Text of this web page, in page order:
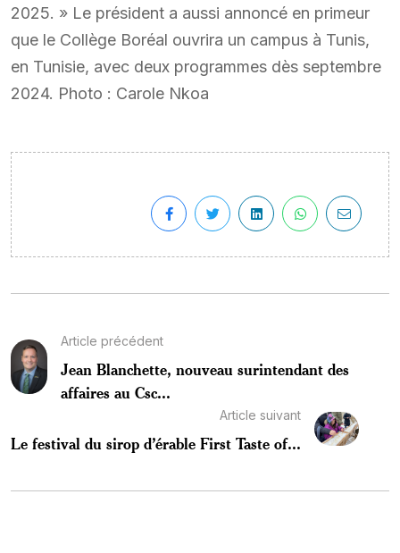
2025. » Le président a aussi annoncé en primeur
que le Collège Boréal ouvrira un campus à Tunis,
en Tunisie, avec deux programmes dès septembre
2024. Photo : Carole Nkoa
Article précédent
Jean Blanchette, nouveau surintendant des
affaires au Csc...
Article suivant
Le festival du sirop d’érable First Taste of...